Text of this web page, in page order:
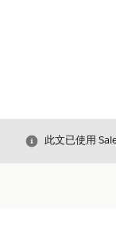
結束
此文已使用